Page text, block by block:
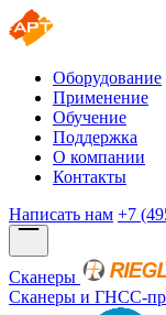
Оборудование
Применение
Обучение
Поддержка
О компании
Контакты
Написать нам +7
Сканеры
Сканеры и ГНСС-